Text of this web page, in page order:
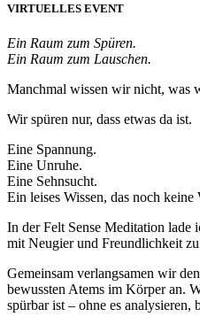
VIRTUELLES EVENT
Ein Raum zum Spüren.
Ein Raum zum Lauschen.
Manchmal wissen wir nicht, was
Wir spüren nur, dass etwas da ist.
Eine Spannung.
Eine Unruhe.
Eine Sehnsucht.
Ein leises Wissen, das noch keine
In der Felt Sense Meditation lade
mit Neugier und Freundlichkeit zu
Gemeinsam verlangsamen wir
bewussten Atems im Körper an.
spürbar ist – ohne es analysieren,